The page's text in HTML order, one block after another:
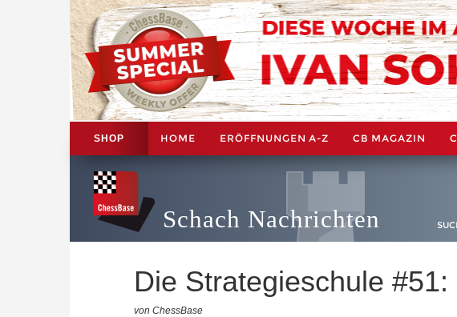
SHOP HOME ERÖFFNUNGEN A-Z CB MAGAZIN
Schach Nachrichten
Die Strategieschule
von ChessBase